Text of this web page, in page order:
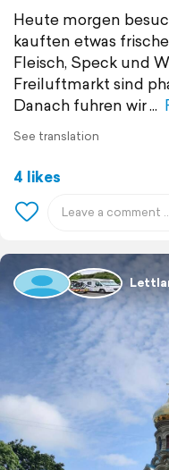
Heute morgen
kauften etwas
Fleisch, Speck und
Freiluftmarkt sind
Danach fuhren wir
See translation
4 likes